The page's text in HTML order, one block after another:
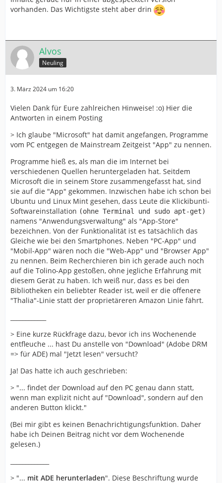
vorhanden. Das Wichtigste steht aber drin
Alvos
Neuling
3. März 2024 um 16:20
Vielen Dank für Eure zahlreichen Hinweise! :o) Hier die
Antworten in einem Posting
> Ich glaube "Microsoft" hat damit angefangen, Programme
vom PC entgegen de Mainstream Zeitgeist "App" zu nennen.
Programme hieß es, als man die im Internet bei
verschiedenen Quellen heruntergeladen hat. Seitdem
Microsoft die in seinem Store zusammengefasst hat, sind
sie auf die "App" gekommen. Inzwischen habe ich schon bei
Ubuntu und Linux Mint gesehen, dass Leute die Klickibunti-
Softwareinstallation (ohne Terminal und sudo apt-get)
namens "Anwendungsverwaltung" als "App-Store"
bezeichnen. Von der Funktionalität ist es tatsächlich das
Gleiche wie bei den Smartphones. Neben "PC-App" und
"Mobil-App" wären noch die "Web-App" und "Browser App"
zu nennen. Beim Recherchieren bin ich gerade auch noch
auf die Tolino-App gestoßen, ohne jegliche Erfahrung mit
diesem Gerät zu haben. Ich weiß nur, dass es bei den
Bibliotheken ein beliebter Reader ist, weil er die offenere
"Thalia"-Linie statt der proprietäreren Amazon Linie fährt.
> Eine kurze Rückfrage dazu, bevor ich ins Wochenende
entfleuche ... hast Du anstelle von "Download" (Adobe DRM
=> für ADE) mal "Jetzt lesen" versucht?
Ja! Das hatte ich auch geschrieben:
> "... findet der Download auf den PC genau dann statt,
wenn man explizit nicht auf "Download", sondern auf den
anderen Button klickt."
(Bei mir gibt es keinen Benachrichtigungsfunktion. Daher
habe ich Deinen Beitrag nicht vor dem Wochenende
gelesen.)
> "... mit ADE herunterladen". Diese Beschriftung wurde